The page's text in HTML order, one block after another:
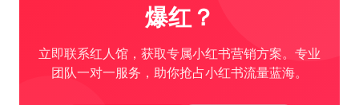
爆红？
立即联系红人馆，获取专属小红书营销方案。专业
团队一对一服务，助你抢占小红书流量蓝海。